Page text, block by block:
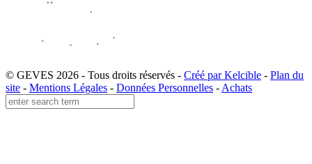
© GEVES 2026 - Tous droits réservés - Créé par Kelcible - Plan du
site - Mentions Légales - Données Personnelles - Achats